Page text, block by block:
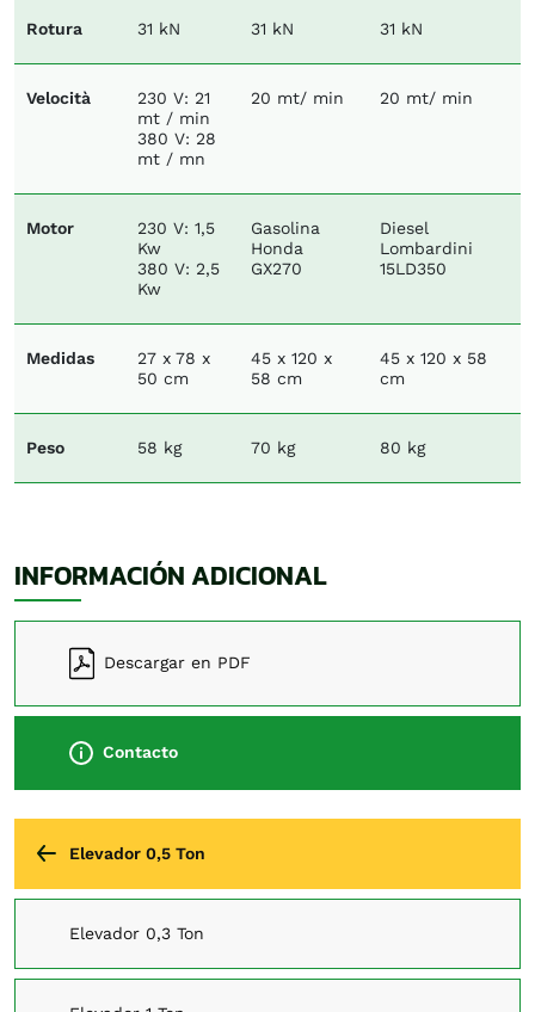
Rotura 31 kN 31 kN 31 kN
Velocità
230 V: 21
mt / min
380 V: 28
mt / mn
20 mt/ min 20 mt/ min
Motor
230 V: 1,5
Kw
380 V: 2,5
Kw
Gasolina
Honda
GX270
Diesel
Lombardini
15LD350
Medidas
27 x 78 x
50 cm
45 x 120 x
58 cm
45 x 120 x 58
cm
Peso 58 kg 70 kg 80 kg
INFORMACIÓN ADICIONAL
Descargar en PDF
Contacto
Elevador 0,5 Ton
Elevador 0,3 Ton